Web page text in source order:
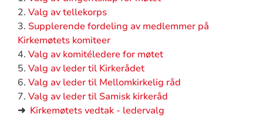
2. Valg av tellekorps
3. Supplerende fordeling av medlemmer på
Kirkemøtets komiteer
4. Valg av komitéledere for møtet
5. Valg av leder til Kirkerådet
6. Valg av leder til Mellomkirkelig råd
7. Valg av leder til Samisk kirkeråd
➜ Kirkemøtets vedtak - ledervalg